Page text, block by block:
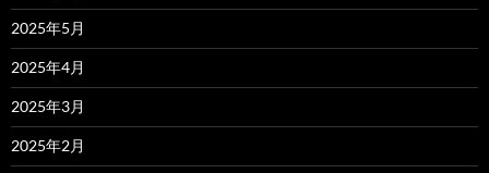
2025年5月
2025年4月
2025年3月
2025年2月